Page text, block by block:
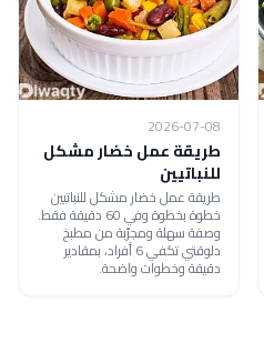
2026-07-08
طريقة عمل خضار مشكل
للنباتيين
طريقة عمل خضار مشكل للنباتيين
خطوة بخطوة وفي 60 دقيقة فقط.
وصفة سهلة ومجرّبة من مطبخ
دلوقتي تكفي 6 أفراد، بمقادير
دقيقة وخطوات واضحة.